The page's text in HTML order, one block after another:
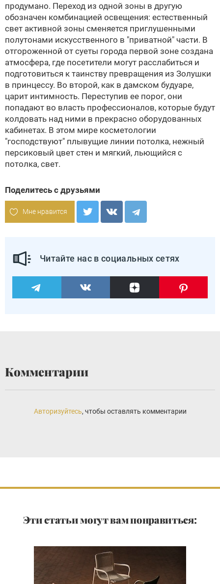
продумано. Переход из одной зоны в другую
обозначен комбинацией освещения: естественный
свет активной зоны сменяется приглушенными
полутонами искусственного в "приватной" части. В
отгороженной от суеты города первой зоне создана
атмосфера, где посетители могут расслабиться и
подготовиться к таинству превращения из Золушки
в принцессу. Во второй, как в дамском будуаре,
царит интимность. Переступив ее порог, они
попадают во власть профессионалов, которые будут
колдовать над ними в прекрасно оборудованных
кабинетах. В этом мире косметологии
"господствуют" плывущие линии потолка, нежный
персиковый цвет стен и мягкий, льющийся с
потолка, свет.
Поделитесь с друзьями
Мне нравится
Читайте нас в социальных сетях
Комментарии
Авторизуйтесь, чтобы оставлять комментарии
Эти статьи могут вам понравиться: